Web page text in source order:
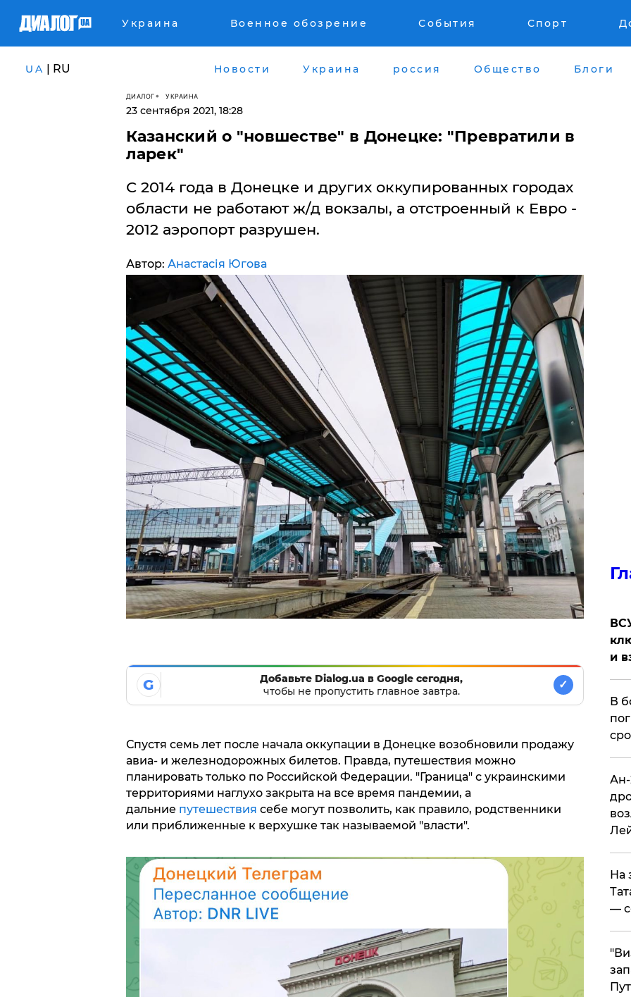
Украина Военное обозрение События Спорт
UA | RU Новости Украина россия Общество Блоги
ДИАЛОГ УКРАИНА
23 сентября 2021, 18:28
Казанский о "новшестве" в Донецке: "Превратили в
ларек"
​С 2014 года в Донецке и других оккупированных городах
области не работают ж/д вокзалы, а отстроенный к Евро -
2012 аэропорт разрушен.
Автор: Анастасія Югова
G
Добавьте Dialog.ua в Google сегодня,
чтобы не пропустить главное завтра.
✓
Спустя семь лет после начала оккупации в Донецке возобновили продажу
авиа- и железнодорожных билетов. Правда, путешествия можно
планировать только по Российской Федерации. "Граница" с украинскими
территориями наглухо закрыта на все время пандемии, а
дальние путешествия себе могут позволить, как правило, родственники
или приближенные к верхушке так называемой "власти".
и
В
Ан-
На
—